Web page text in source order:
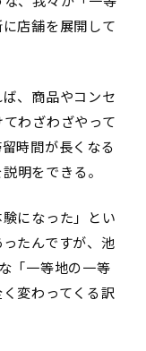
店舗を展開して
、商品やコンセ
わざわざやって
時間が長くなる
明をできる。
になった」とい
たんですが、池
「一等地の一等
変わってくる訳